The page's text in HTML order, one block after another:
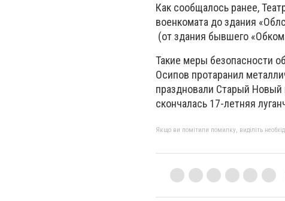
Как сообщалось ранее,
военкомата до здания
(от здания бывшего
Такие меры безопасности
Осипов протаранил
праздновали Старый Новый
скончалась 17-летняя
Якщо ви помітили помилку, виділіть